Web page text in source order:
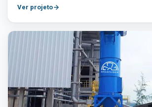
Ver projeto